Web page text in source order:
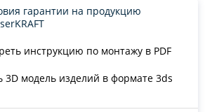
инструкцию по монтажу в PDF
3D модель изделий в формате 3ds
гарантии на продукцию